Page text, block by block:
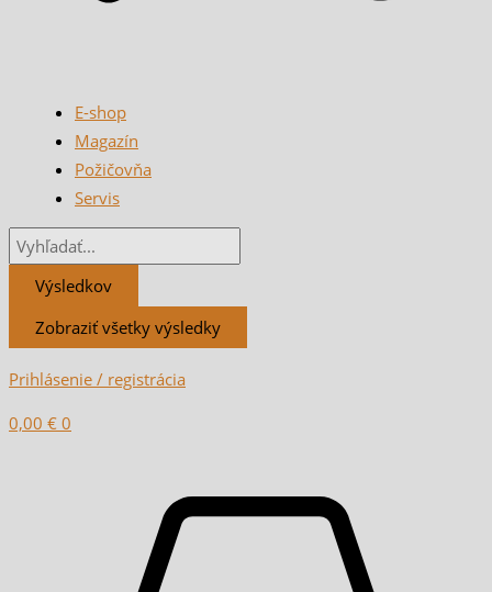
E-shop
Magazín
Požičovňa
Servis
Výsledkov
Zobraziť všetky výsledky
Prihlásenie / registrácia
0,00 € 0